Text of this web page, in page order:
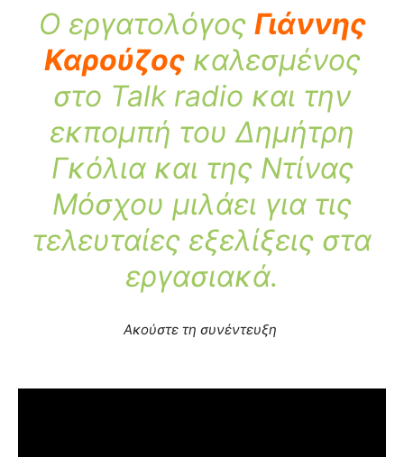
Ο εργατολόγος Γιάννης
Καρούζοςκαλεσμένος
στο Talk radio και την
εκπομπή του Δημήτρη
Γκόλια και της Ντίνας
Μόσχου μιλάει για τις
τελευταίες εξελίξεις στα
εργασιακά.
Ακούστε τη συνέντευξη